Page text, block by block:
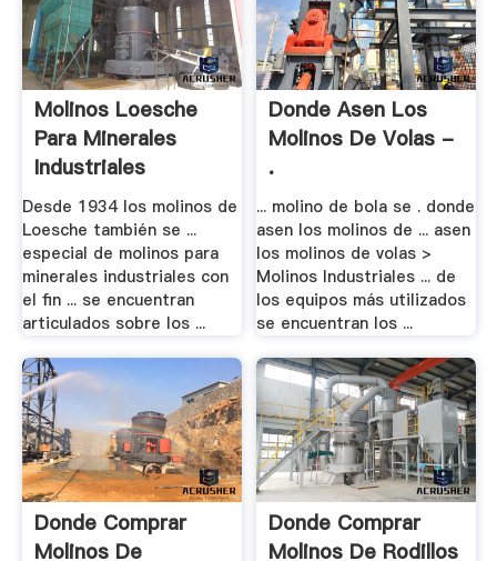
Molinos Loesche
Para Minerales
Industriales
Desde 1934 los molinos de
Loesche también se ...
especial de molinos para
minerales industriales con
el fin ... se encuentran
articulados sobre los ...
Donde Asen Los
Molinos De Volas -
.
... molino de bola se . donde
asen los molinos de ... asen
los molinos de volas >
Molinos Industriales ... de
los equipos más utilizados
se encuentran los ...
Donde Comprar
Molinos De
Donde Comprar
Molinos De Rodillos